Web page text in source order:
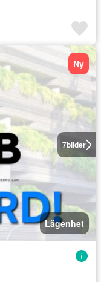
7bilder
Ny
Lägenhet